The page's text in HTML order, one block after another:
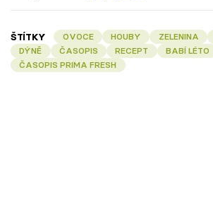
ŠTÍTKY OVOCE HOUBY ZELENINA
DÝNĚ
ČASOPIS RECEPT BABÍ LÉTO
ČASOPIS PRIMA FRESH